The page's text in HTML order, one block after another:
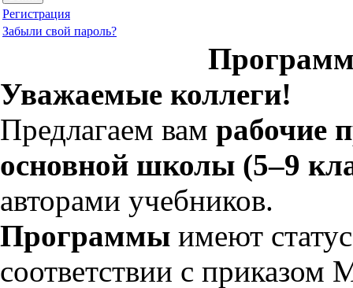
Регистрация
Забыли свой пароль?
Уважаемые коллеги!
Предлагаем вам рабочие
основной школы (5–9
авторами учебников.
Программы имеют статус
соответствии с приказом